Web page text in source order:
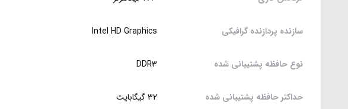
سازنده پردازنده گرافیکی Intel HD Graphics
نوع حافظه پشتیبانی شده DDR3
حداکثر حافظه پشتیبانی شده 32 گیگابایت